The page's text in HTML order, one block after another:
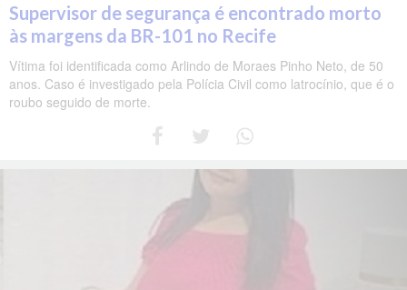
Supervisor de segurança é encontrado morto
às margens da BR-101 no Recife
Vítima foi identificada como Arlindo de Moraes Pinho Neto, de 50
anos. Caso é investigado pela Polícia Civil como latrocínio, que é o
roubo seguido de morte.